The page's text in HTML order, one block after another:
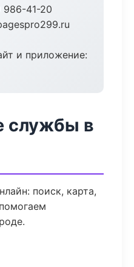
986-41-20
и приложение:
службы в
поиск, карта,